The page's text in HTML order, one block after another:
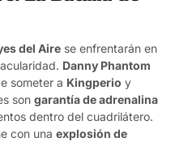
del Aire se enfrentarán en
Danny Phantom
someter a Kingperio y
son garantía de adrenalina
dentro del cuadrilátero.
con una explosión de